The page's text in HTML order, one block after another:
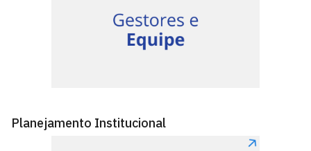
Planejamento Institucional